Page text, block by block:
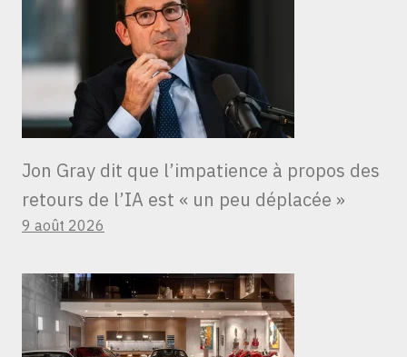
Jon Gray dit que l’impatience à propos des
retours de l’IA est « un peu déplacée »
9 août 2026